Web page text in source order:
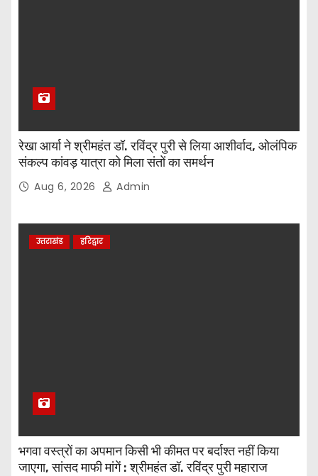
रेखा आर्या ने श्रीमहंत डॉ. रविंद्र पुरी से लिया आशीर्वाद, ओलंपिक
संकल्प कांवड़ यात्रा को मिला संतों का समर्थन
Aug 6, 2026 Admin
उत्तराखंड हरिद्वार
भगवा वस्त्रों का अपमान किसी भी कीमत पर बर्दाश्त नहीं किया
जाएगा, सांसद माफी मांगें : श्रीमहंत डॉ. रविंद्र पुरी महाराज